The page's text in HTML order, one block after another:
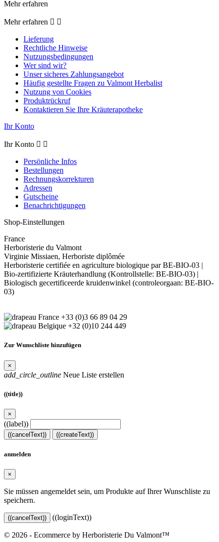
Mehr erfahren
Mehr erfahren  
Lieferung
Rechtliche Hinweise
Nutzungsbedingungen
Wer sind wir?
Unser sicheres Zahlungsangebot
Häufig gestellte Fragen zu Valmont Herbalist
Nutzung von Cookies
Produktrückruf
Kontaktieren Sie Ihre Kräuterapotheke
Ihr Konto
Ihr Konto  
Persönliche Infos
Bestellungen
Rechnungskorrekturen
Adressen
Gutscheine
Benachrichtigungen
Shop-Einstellungen
France
Herboristerie du Valmont
Virginie Missiaen, Herboriste diplômée
Herboristerie certifiée en agriculture biologique par BE-BIO-03 |
Bio-zertifizierte Kräuterhandlung (Kontrollstelle: BE-BIO-03) |
Biologisch gecertificeerde kruidenwinkel (controleorgaan: BE-BIO-
03)
+33 (0)3 66 89 04 29
+32 (0)10 244 449
Zur Wunschliste hinzufügen
×
add_circle_outline Neue Liste erstellen
((title))
×
((label))
((cancelText)) ((createText))
anmelden
×
Sie müssen angemeldet sein, um Produkte auf Ihrer Wunschliste zu
speichern.
((cancelText)) ((loginText))
© 2026 - Ecommerce by Herboristerie Du Valmont™